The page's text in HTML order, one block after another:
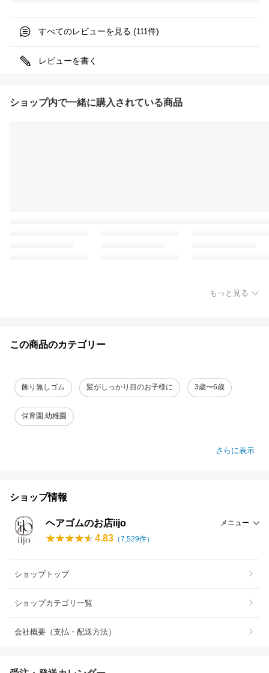
すべてのレビューを見る (111件)
レビューを書く
ショップ内で一緒に購入されている商品
もっと見る
この商品のカテゴリー
飾り無しゴム 髪がしっかり目のお子様に 3歳〜6歳
保育園,幼稚園
さらに表示
ショップ情報
ヘアゴムのお店iijo メニュー
4.83 （7,529件）
ショップトップ
ショップカテゴリ一覧
会社概要（支払・配送方法）